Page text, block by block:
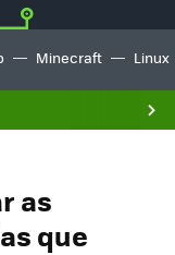
Minecraft Linux
as
que